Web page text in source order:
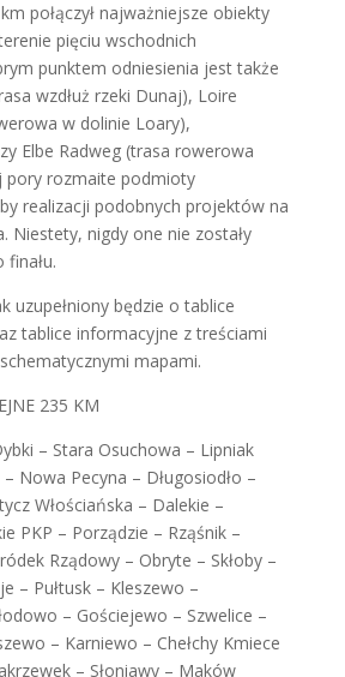
połączył najważniejsze obiekty
pięciu wschodnich
punktem odniesienia jest także
wzdłuż rzeki Dunaj), Loire
w dolinie Loary),
Elbe Radweg (trasa rowerowa
pory rozmaite podmioty
realizacji podobnych projektów na
Niestety, nigdy one nie zostały
uzupełniony będzie o tablice
tablice informacyjne z treściami
mapami.
235 KM
– Stara Osuchowa – Lipniak
Nowa Pecyna – Długosiodło –
Włościańska – Dalekie –
PKP – Porządzie – Rząśnik –
Rządowy – Obryte – Skłoby –
– Pułtusk – Kleszewo –
– Gościejewo – Szwelice –
– Karniewo – Chełchy Kmiece
– Słoniawy – Maków